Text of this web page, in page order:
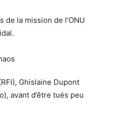
la mission de l’ONU
Ghislaine Dupont
avant d’être tués peu